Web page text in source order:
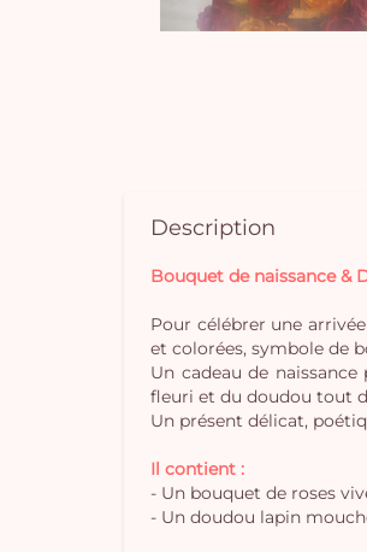
Description
Bouquet de naissance &
Pour célébrer une
et colorées, symbole de
Un cadeau de
fleuri et du doudou tout
Un présent délicat,
Il contient :
- Un bouquet de roses
- Un doudou lapin